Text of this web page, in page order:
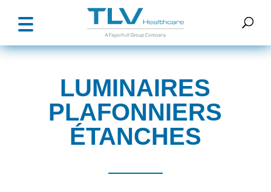
LUMINAIRES
PLAFONNIERS
ÉTANCHES